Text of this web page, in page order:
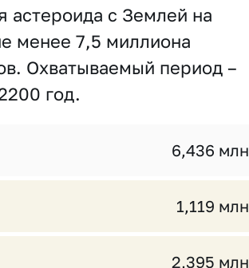
астероида с Землей на
менее 7,5 миллиона
Охватываемый период –
год.
6,436
1,119
2,395